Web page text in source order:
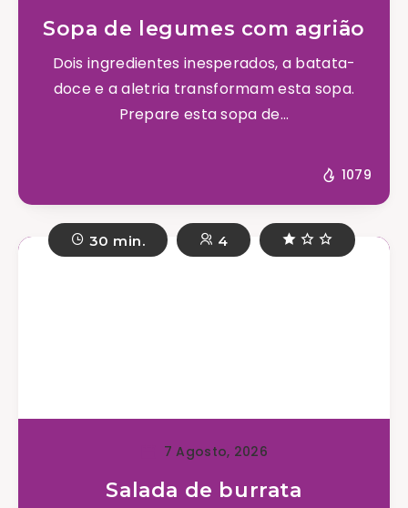
Sopa de legumes com agrião
Dois ingredientes inesperados, a batata-
doce e a aletria transformam esta sopa.
Prepare esta sopa de...
1079
30 min. 4
7 Agosto, 2026
Salada de burrata